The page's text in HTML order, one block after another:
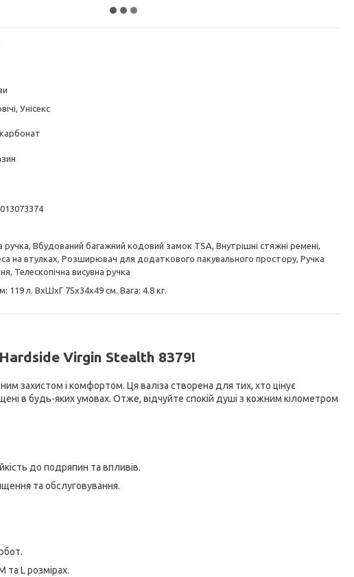
Унісекс
ручка, Вбудований багажний кодовий замок TSA, Внутрішні стяжні ремені,
на втулках, Розширювач для додаткового пакувального простору, Ручка
Телескопічна висувна ручка
119 л. ВхШхГ 75х34х49 см. Вага: 4.8 кг.
Virgin Stealth 8379!
захистом і комфортом. Ця валіза створена для тих, хто цінує
в будь-яких умовах. Отже, відчуйте спокій душі з кожним кілометром
до подряпин та впливів.
та обслуговування.
L розмірах.